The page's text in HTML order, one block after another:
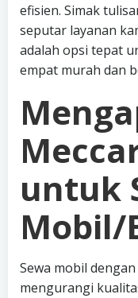
efisien. Simak
seputar layanan
adalah opsi tepat
empat murah dan
untuk
Mobil/
Sewa mobil
mengurangi